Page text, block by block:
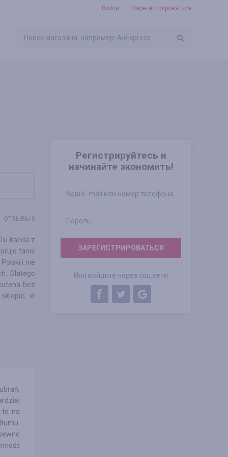
Войти Зарегистрироваться
Регистрируйтесь и
начинайте экономить!
ЗАРЕГИСТРИРОВАТЬСЯ
Или войдите через соц сети
ОТЗЫВЫ 0
każda z
tanie
i nie
Dlatego
bez
w
to na